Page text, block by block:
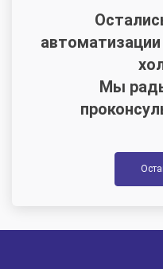
Мы